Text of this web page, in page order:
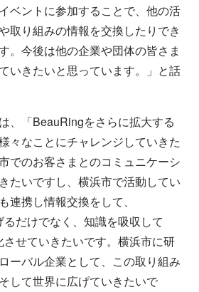
ベントに参加することで、他の活
取り組みの情報を交換したりでき
。今後は他の企業や団体の皆さま
いきたいと思っています。」と話
、「BeauRingをさらに拡大する
々なことにチャレンジしていきた
でのお客さまとのコミュニケーシ
たいですし、横浜市で活動してい
連携し情報交換をして、
だけでなく、知識を吸収して
せていきたいです。横浜市に研
ーバル企業として、この取り組み
して世界に広げていきたいで